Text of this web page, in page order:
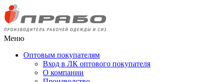
Меню
Оптовым покупателям
Вход в ЛК оптового покупателя
О компании